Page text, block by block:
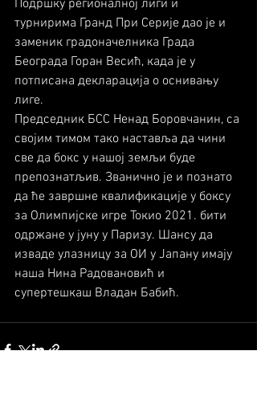
Подршку регионалној лиги и
турнирима Гранд При Серије дао је и
заменик градоначелника Града
Београда Горан Весић, када је у
потписана декларација о оснивању
лиге.
Председник БСС Ненад Боровчанин, са
својим тимом тако наставља да чини
све да бокс у нашој земљи буде
препознатљив. Званично је и познато
да ће завршне квалификације у боксу
за Олимпијске игре Токио 2021. бити
одржане у јуну у Паризу. Шансу да
изваде улазницу за ОИ у Јапану имају
наша Нина Радовановић и
супертешкаш Владан Бабић.